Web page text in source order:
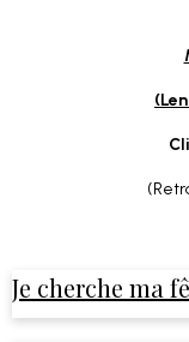
Je cherche ma